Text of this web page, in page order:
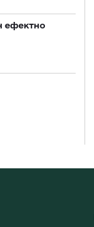
ефектно